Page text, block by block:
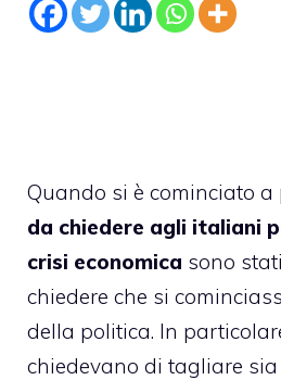
Quando si è cominciato a
da chiedere agli italiani
crisi economica sono
chiedere che si
della politica. In
chiedevano di tagliare